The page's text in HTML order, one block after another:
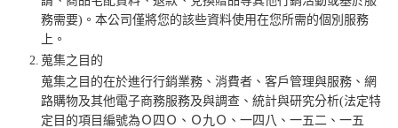
務需要)。本公司僅將您的該些資料使用在您所需的個別服務
上。
2. 蒐集之目的
蒐集之目的在於進行行銷業務、消費者、客戶管理與服務、網
路購物及其他電子商務服務及與調查、統計與研究分析(法定特
定目的項目編號為Ｏ四Ｏ、Ｏ九Ｏ、一四八、一五二、一五